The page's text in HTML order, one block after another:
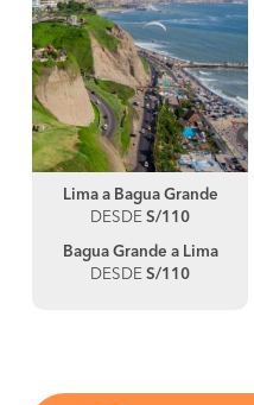
Lima a Bagua Grande
DESDE S/110
Bagua Grande a Lima
DESDE S/110